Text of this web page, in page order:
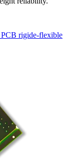
PCB rigide-flexible